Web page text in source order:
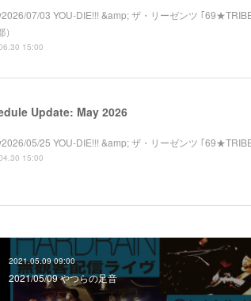
07/03 YOU-DIE!!! &amp; ザ・リーゼンツ ｢
）
15:00
Update: May 2026
05/25 YOU-DIE!!! &amp; ザ・リーゼンツ ｢
15:00
2021.05.09 09:00
2021/05/09 やつらの足音